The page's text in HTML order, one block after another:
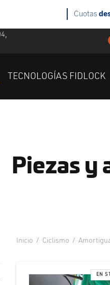
TECNOLOGÍAS FIDLOCK
Piezas y
Inicio / Ciclismo /